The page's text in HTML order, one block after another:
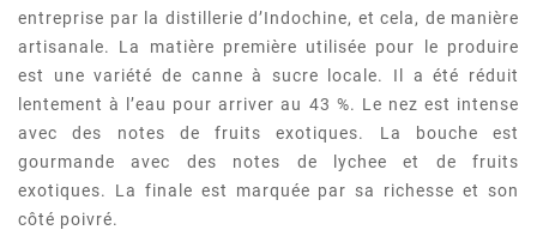
entreprise par la distillerie d’Indochine, et cela, de manière
artisanale. La matière première utilisée pour le produire
est une variété de canne à sucre locale. Il a été réduit
lentement à l’eau pour arriver au 43 %. Le nez est intense
avec des notes de fruits exotiques. La bouche est
gourmande avec des notes de lychee et de fruits
exotiques. La finale est marquée par sa richesse et son
côté poivré.